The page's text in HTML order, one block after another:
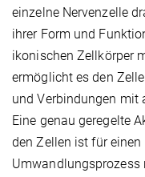
einzelne Nervenzelle
ihrer Form und
ikonischen Zellkörper
ermöglicht es den
und Verbindungen mit
Eine genau geregelte
den Zellen ist für einen